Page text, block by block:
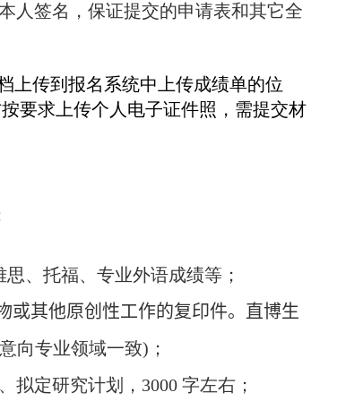
人签名，保证提交的申请表和其它全
上传到报名系统中上传成绩单的位
要求上传个人电子证件照，需提交材
思、托福、专业外语成绩等；
其他原创性工作的复印件。 直博生
向专业领域一致) ；
拟定研究计划， 3000 字左右；